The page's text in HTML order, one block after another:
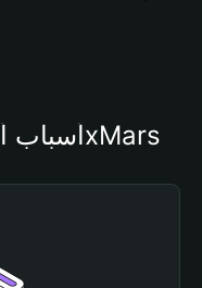
أسباب أهمية استخدام محفظة 0xMars